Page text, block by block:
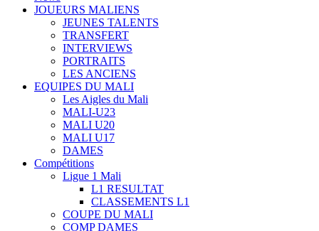
JOUEURS MALIENS
JEUNES TALENTS
TRANSFERT
INTERVIEWS
PORTRAITS
LES ANCIENS
EQUIPES DU MALI
Les Aigles du Mali
MALI-U23
MALI U20
MALI U17
DAMES
Compétitions
Ligue 1 Mali
L1 RESULTAT
CLASSEMENTS L1
COUPE DU MALI
COMP DAMES